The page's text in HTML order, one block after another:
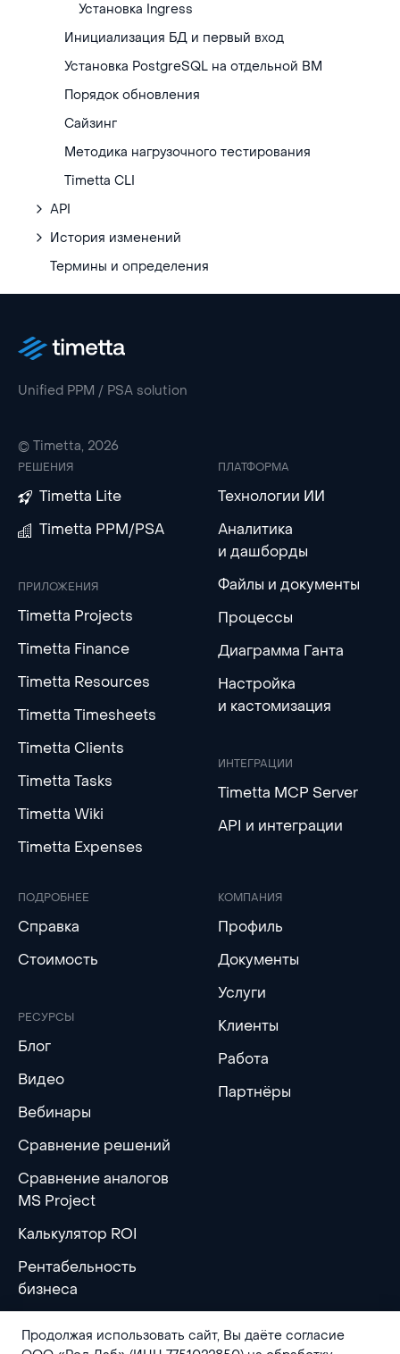
Установка Ingress
Инициализация БД и первый вход
Установка PostgreSQL на отдельной ВМ
Порядок обновления
Сайзинг
Методика нагрузочного тестирования
Timetta CLI
API
История изменений
Термины и определения
Unified PPM / PSA solution
© Timetta, 2026
РЕШЕНИЯ
Timetta Lite
Timetta PPM/PSA
ПРИЛОЖЕНИЯ
Timetta Projects
Timetta Finance
Timetta Resources
Timetta Timesheets
Timetta Clients
Timetta Tasks
Timetta Wiki
Timetta Expenses
ПЛАТФОРМА
Технологии ИИ
Аналитика
и дашборды
Файлы и документы
Процессы
Диаграмма Ганта
Настройка
и кастомизация
ИНТЕГРАЦИИ
Timetta MCP Server
API и интеграции
ПОДРОБНЕЕ
Справка
Стоимость
РЕСУРСЫ
Блог
Видео
Вебинары
Сравнение решений
Сравнение аналогов
MS Project
Калькулятор ROI
Рентабельность
бизнеса
КОМПАНИЯ
Профиль
Документы
Услуги
Клиенты
Работа
Партнёры
Продолжая использовать сайт, Вы даёте согласие